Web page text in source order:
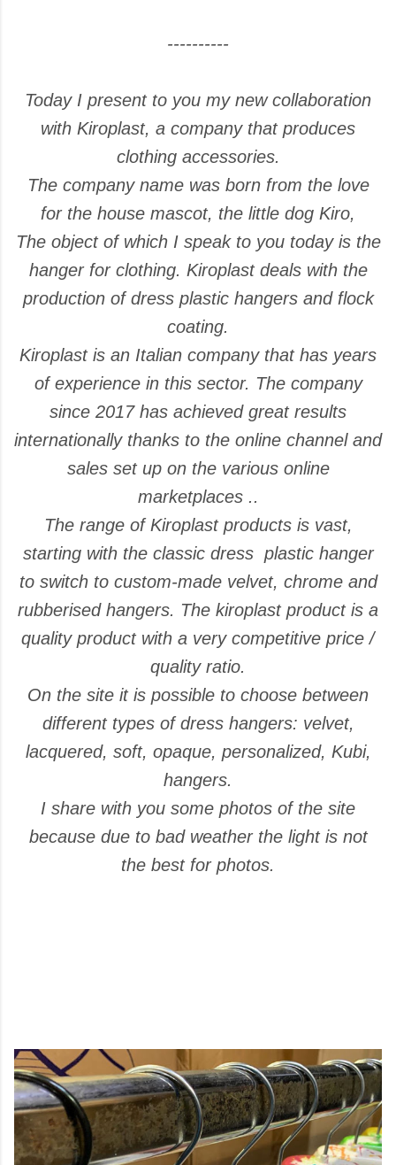
----------
Today I present to you my new collaboration
with Kiroplast, a company that produces
clothing accessories.
The company name was born from the love
for the house mascot, the little dog Kiro,
The object of which I speak to you today is the
hanger for clothing. Kiroplast deals with the
production of dress plastic hangers and flock
coating.
Kiroplast is an Italian company that has years
of experience in this sector. The company
since 2017 has achieved great results
internationally thanks to the online channel and
sales set up on the various online
marketplaces ..
The range of Kiroplast products is vast,
starting with the classic dress plastic hanger
to switch to custom-made velvet, chrome and
rubberised hangers. The kiroplast product is a
quality product with a very competitive price /
quality ratio.
On the site it is possible to choose between
different types of dress hangers: velvet,
lacquered, soft, opaque, personalized, Kubi,
hangers.
I share with you some photos of the site
because due to bad weather the light is not
the best for photos.